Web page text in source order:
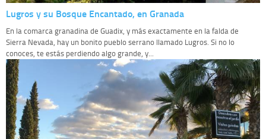
Lugros y su Bosque Encantado, en Granada
En la comarca granadina de Guadix, y más exactamente en la falda de
Sierra Nevada, hay un bonito pueblo serrano llamado Lugros. Si no lo
conoces, te estás perdiendo algo grande, y...